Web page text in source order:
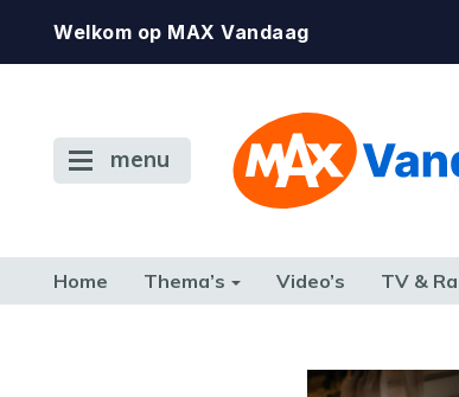
Welkom op MAX Vandaag
menu
Home Thema’s Video’s TV &